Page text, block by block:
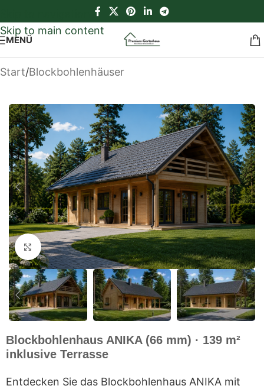
Skip to main content
MENÜ
Start/Blockbohlenhäuser
Klick zum Vergrößern
Blockbohlenhaus ANIKA (66 mm) · 139 m²
inklusive Terrasse
Entdecken Sie das Blockbohlenhaus ANIKA mit